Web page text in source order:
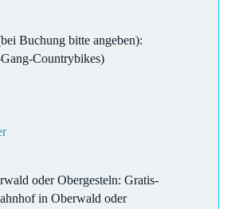
Buchung bitte angeben):
Countrybikes)
oder Obergesteln: Gratis-
in Oberwald oder